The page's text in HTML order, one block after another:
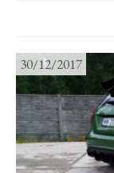
30/12/2017